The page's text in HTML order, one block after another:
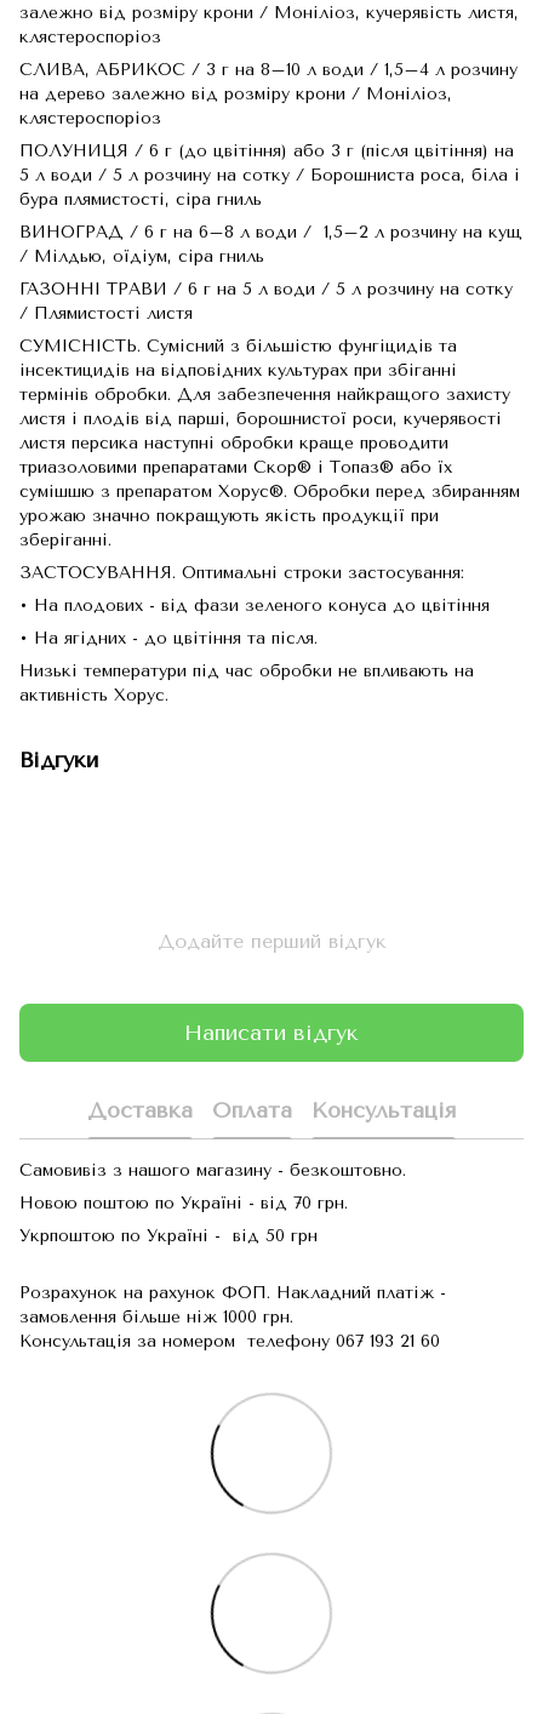
залежно від розміру крони / Моніліоз, кучерявість листя,
клястероспоріоз
СЛИВА, АБРИКОС / 3 г на 8–10 л води / 1,5–4 л розчину
на дерево залежно від розміру крони / Моніліоз,
клястероспоріоз
ПОЛУНИЦЯ / 6 г (до цвітіння) або 3 г (після цвітіння) на
5 л води / 5 л розчину на сотку / Борошниста роса, біла і
бура плямистості, сіра гниль
ВИНОГРАД / 6 г на 6–8 л води / 1,5–2 л розчину на кущ
/ Мілдью, оїдіум, сіра гниль
ГАЗОННІ ТРАВИ / 6 г на 5 л води / 5 л розчину на сотку
/ Плямистості листя
СУМІСНІСТЬ. Сумісний з більшістю фунгіцидів та
інсектицидів на відповідних культурах при збіганні
термінів обробки. Для забезпечення найкращого захисту
листя і плодів від парші, борошнистої роси, кучерявості
листя персика наступні обробки краще проводити
триазоловими препаратами Скор® і Топаз® або їх
сумішшю з препаратом Хорус®. Обробки перед збиранням
урожаю значно покращують якість продукції при
зберіганні.
ЗАСТОСУВАННЯ. Оптимальні строки застосування:
• На плодових - від фази зеленого конуса до цвітіння
• На ягідних - до цвітіння та після.
Низькі температури під час обробки не впливають на
активність Хорус.
Відгуки
Додайте перший відгук
Написати відгук
Доставка Оплата Консультація
Самовивіз з нашого магазину - безкоштовно.
Новою поштою по Україні - від 70 грн.
Укрпоштою по Україні - від 50 грн
Розрахунок на рахунок ФОП. Накладний платіж -
замовлення більше ніж 1000 грн.
Консультація за номером телефону 067 193 21 60